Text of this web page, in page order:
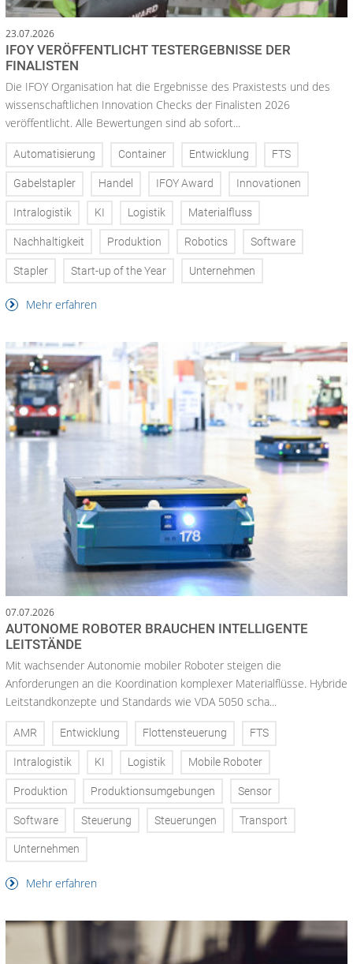
23.07.2026
IFOY VERÖFFENTLICHT TESTERGEBNISSE DER
FINALISTEN
Die IFOY Organisation hat die Ergebnisse des Praxistests und des
wissenschaftlichen Innovation Checks der Finalisten 2026
veröffentlicht. Alle Bewertungen sind ab sofort...
Automatisierung Container Entwicklung FTS
Gabelstapler Handel IFOY Award Innovationen
Intralogistik KI Logistik Materialfluss
Nachhaltigkeit Produktion Robotics Software
Stapler Start-up of the Year Unternehmen
Mehr erfahren
07.07.2026
AUTONOME ROBOTER BRAUCHEN INTELLIGENTE
LEITSTÄNDE
Mit wachsender Autonomie mobiler Roboter steigen die
Anforderungen an die Koordination komplexer Materialflüsse. Hybride
Leitstandkonzepte und Standards wie VDA 5050 scha...
AMR Entwicklung Flottensteuerung FTS
Intralogistik KI Logistik Mobile Roboter
Produktion Produktionsumgebungen Sensor
Software Steuerung Steuerungen Transport
Unternehmen
Mehr erfahren